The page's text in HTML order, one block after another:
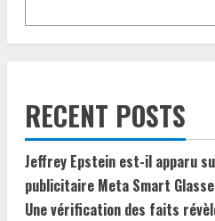
RECENT POSTS
Jeffrey Epstein est-il apparu
publicitaire Meta Smart
Une vérification des faits